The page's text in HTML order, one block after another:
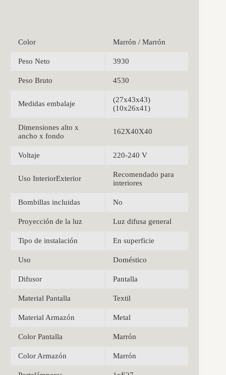
Color Marrón / Marrón
Peso Neto 3930
Peso Bruto 4530
Medidas embalaje
(27x43x43)
(10x26x41)
Dimensiones alto x
ancho x fondo
162X40X40
Voltaje 220-240 V
Uso InteriorExterior
Recomendado para
interiores
Bombillas incluidas No
Proyección de la luz Luz difusa general
Tipo de instalación En superficie
Uso Doméstico
Difusor Pantalla
Material Pantalla Textil
Material Armazón Metal
Color Pantalla Marrón
Color Armazón Marrón